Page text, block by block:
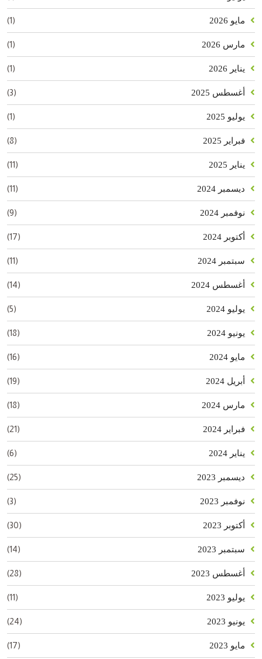
مايو 2026 (1)
مارس 2026 (1)
يناير 2026 (1)
أغسطس 2025 (3)
يوليو 2025 (1)
فبراير 2025 (8)
يناير 2025 (11)
ديسمبر 2024 (11)
نوفمبر 2024 (9)
أكتوبر 2024 (17)
سبتمبر 2024 (11)
أغسطس 2024 (14)
يوليو 2024 (5)
يونيو 2024 (18)
مايو 2024 (16)
أبريل 2024 (19)
مارس 2024 (18)
فبراير 2024 (21)
يناير 2024 (6)
ديسمبر 2023 (25)
نوفمبر 2023 (3)
أكتوبر 2023 (30)
سبتمبر 2023 (14)
أغسطس 2023 (28)
يوليو 2023 (11)
يونيو 2023 (24)
مايو 2023 (17)